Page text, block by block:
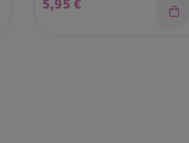
5,95 €